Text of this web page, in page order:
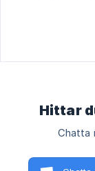
Hittar
Chatta